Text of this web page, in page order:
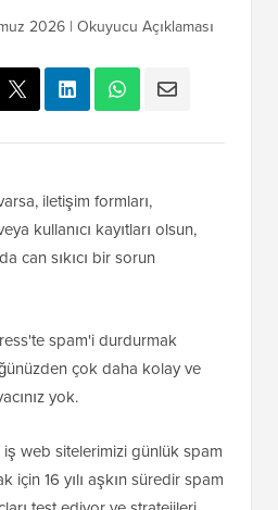
2026 | Okuyucu Açıklaması
iletişim formları,
kullanıcı kayıtları olsun,
can sıkıcı bir sorun
spam'i durdurmak
çok daha kolay ve
yok.
iş web sitelerimizi günlük spam
için 16 yılı aşkın süredir spam